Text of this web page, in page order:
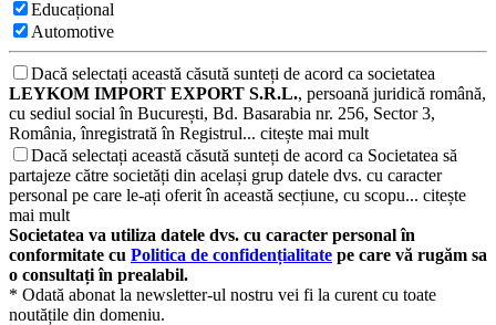
Educațional
Automotive
Dacă selectați această căsută sunteți de acord ca societatea
LEYKOM IMPORT EXPORT S.R.L., persoană juridică română,
cu sediul social în București, Bd. Basarabia nr. 256, Sector 3,
România, înregistrată în Registrul... citește mai mult
Dacă selectați această căsută sunteți de acord ca Societatea să
partajeze către societăți din același grup datele dvs. cu caracter
personal pe care le-ați oferit în această secțiune, cu scopu... citește
mai mult
Societatea va utiliza datele dvs. cu caracter personal în
conformitate cu Politica de confidențialitate pe care vă rugăm sa
o consultați în prealabil.
* Odată abonat la newsletter-ul nostru vei fi la curent cu toate
noutățile din domeniu.